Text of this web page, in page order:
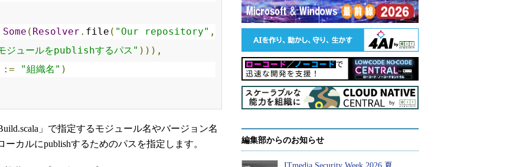
Some ( Resolver . file ( "Our repository" ,
ジュールをpublishするパス" ))),
:= "組織名" )
」で指定するモジュール名やバージョン名
カルにpublishするためのパスを指定します。
編集部からのお知らせ